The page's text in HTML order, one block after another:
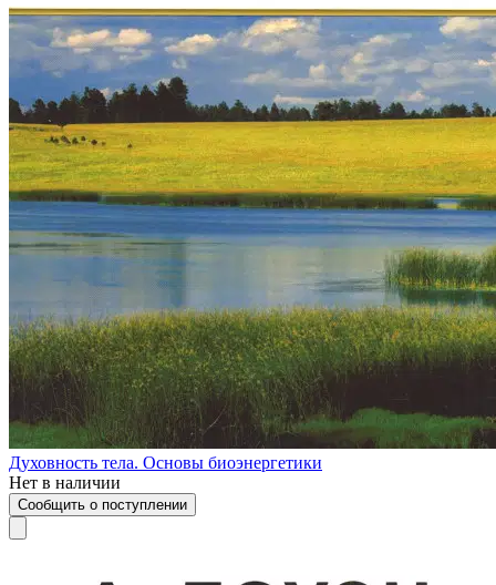
Духовность тела. Основы биоэнергетики
Нет в наличии
Сообщить о поступлении